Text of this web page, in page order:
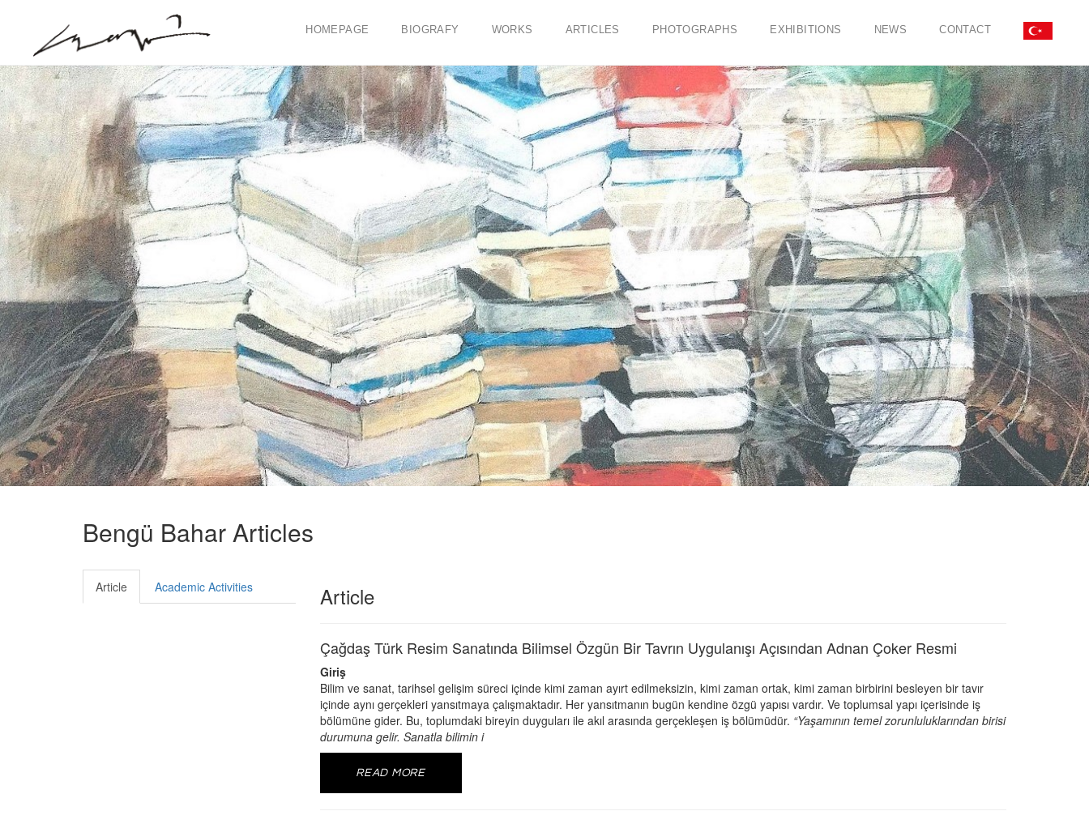
HOMEPAGE BIOGRAFY WORKS ARTICLES PHOTOGRAPHS EXHIBITIONS NEWS CONTACT
Bengü Bahar Articles
Article Academic Activities Article
Çağdaş Türk Resim Sanatında Bilimsel Özgün Bir Tavrın Uygulanışı Açısından Adnan Çoker Resmi
Giriş
Bilim ve sanat, tarihsel gelişim süreci içinde kimi zaman ayırt edilmeksizin, kimi zaman ortak, kimi zaman birbirini besleyen bir tavır
içinde aynı gerçekleri yansıtmaya çalışmaktadır. Her yansıtmanın bugün kendine özgü yapısı vardır. Ve toplumsal yapı içerisinde iş
bölümüne gider. Bu, toplumdaki bireyin duyguları ile akıl arasında gerçekleşen iş bölümüdür. “Yaşamının temel zorunluluklarından birisi
durumuna gelir. Sanatla bilimin i
READ MORE